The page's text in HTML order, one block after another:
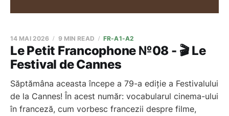
Le Petit Francophone №08 - 🎬 Le
Festival de Cannes
14 MAI 2026 9 MIN READ FR-A1-A2
Săptămâna aceasta începe a 79-a ediție a Festivalului
de la Cannes! În acest număr: vocabularul cinema-ului
în franceză, cum vorbesc francezii despre filme,